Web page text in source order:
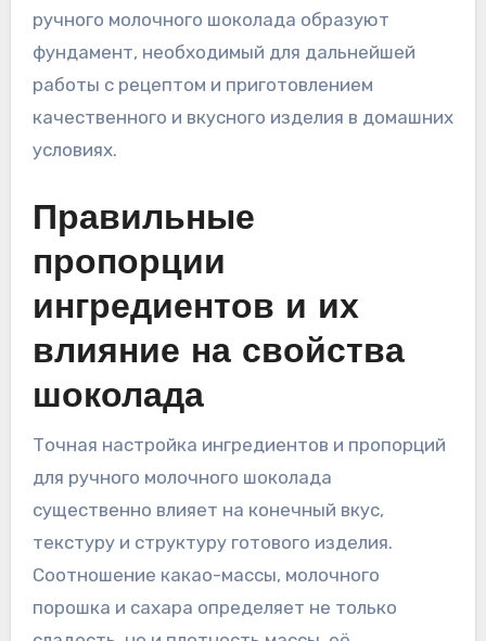
ручного молочного шоколада образуют
фундамент, необходимый для дальнейшей
работы с рецептом и приготовлением
качественного и вкусного изделия в домашних
условиях.
Правильные
пропорции
ингредиентов и их
влияние на свойства
шоколада
Точная настройка ингредиентов и пропорций
для ручного молочного шоколада
существенно влияет на конечный вкус,
текстуру и структуру готового изделия.
Соотношение какао-массы, молочного
порошка и сахара определяет не только